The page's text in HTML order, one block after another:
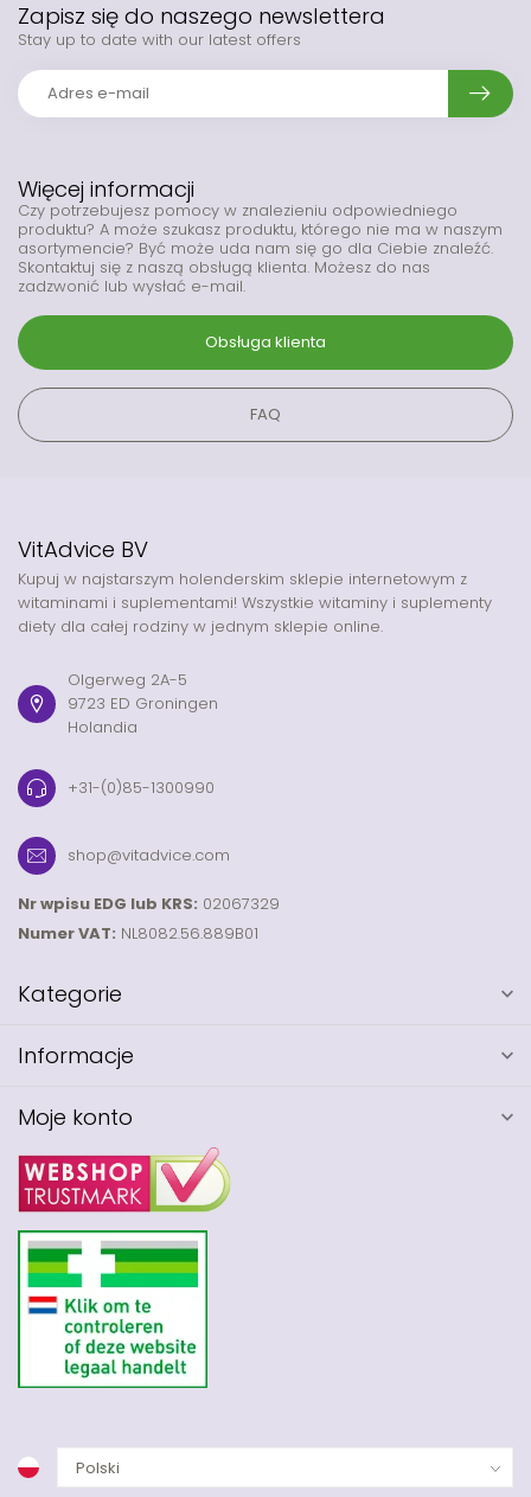
Więcej informacji
Czy potrzebujesz pomocy w znalezieniu odpowiedniego
produktu? A może szukasz produktu, którego nie ma w naszym
asortymencie? Być może uda nam się go dla Ciebie znaleźć.
Skontaktuj się z naszą obsługą klienta. Możesz do nas
zadzwonić lub wysłać e-mail.
Obsługa klienta
FAQ
Zapisz się do naszego newslettera
Stay up to date with our latest offers
VitAdvice BV
Kupuj w najstarszym holenderskim sklepie internetowym z
witaminami i suplementami! Wszystkie witaminy i suplementy
diety dla całej rodziny w jednym sklepie online.
Olgerweg 2A-5
9723 ED Groningen
Holandia
+31-(0)85-1300990
shop@vitadvice.com
Nr wpisu EDG lub KRS: 02067329
Numer VAT: NL8082.56.889B01
Kategorie
Informacje
Moje konto